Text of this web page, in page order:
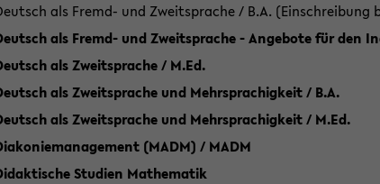
als Fremd- und Zweitsprache / B.A. (Einschreibung
als Fremd- und Zweitsprache - Angebote für den
als Zweitsprache / M.Ed.
als Zweitsprache und Mehrsprachigkeit / B.A.
als Zweitsprache und Mehrsprachigkeit / M.Ed.
(MADM) / MADM
Studien Mathematik